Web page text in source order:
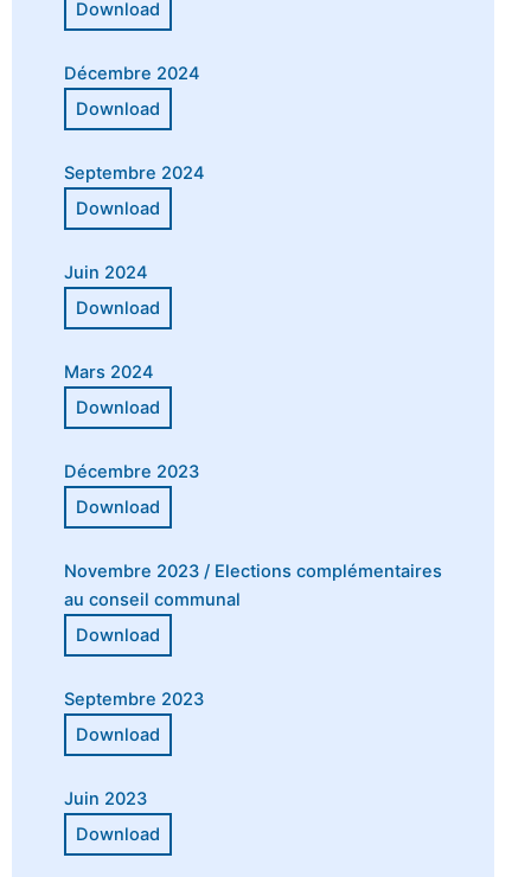
Décembre 2024
Septembre 2024
Juin 2024
Mars 2024
Décembre 2023
Novembre 2023 / Elections complémentaires
au conseil communal
Septembre 2023
Juin 2023